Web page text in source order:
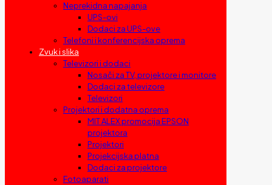
Neprekidna napajanja
UPS-ovi
Dodaci za UPS-ove
Telefoni i konferencijska oprema
Zvuk i slika
Televizori i dodaci
Nosači za TV, projektore i monitore
Dodaci za televizore
Televizori
Projektori i dodatna oprema
MIT ALEX promocija EPSON
projektora
Projektori
Projekcijska platna
Dodaci za projektore
Fotoaparati